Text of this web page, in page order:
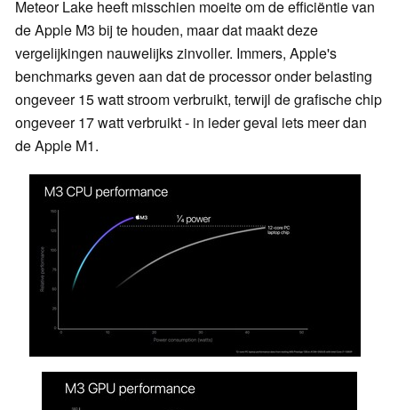
Meteor Lake heeft misschien moeite om de efficiëntie van
de Apple M3 bij te houden, maar dat maakt deze
vergelijkingen nauwelijks zinvoller. Immers, Apple's
benchmarks geven aan dat de processor onder belasting
ongeveer 15 watt stroom verbruikt, terwijl de grafische chip
ongeveer 17 watt verbruikt - in ieder geval iets meer dan
de Apple M1.